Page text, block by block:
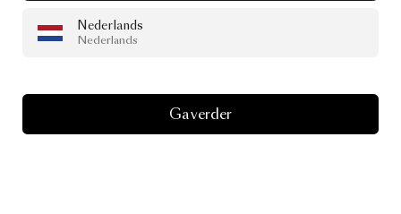
Nederlands
Nederlands
Ga verder